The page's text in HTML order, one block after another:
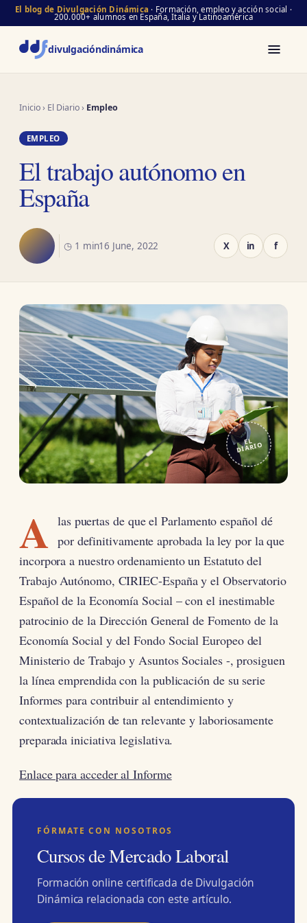
El blog de Divulgación Dinámica · Formación, empleo y acción social ·
200.000+ alumnos en España, Italia y Latinoamérica
divulgacióndinámica
Inicio› El Diario› Empleo
EMPLEO
El trabajo autónomo en
España
◷ 1 min16 June, 2022 X in f
EL
DIARIO
A las puertas de que el Parlamento español dé
por definitivamente aprobada la ley por la que
incorpora a nuestro ordenamiento un Estatuto del
Trabajo Autónomo, CIRIEC-España y el Observatorio
Español de la Economía Social – con el inestimable
patrocinio de la Dirección General de Fomento de la
Economía Social y del Fondo Social Europeo del
Ministerio de Trabajo y Asuntos Sociales -, prosiguen
la línea emprendida con la publicación de su serie
Informes para contribuir al entendimiento y
contextualización de tan relevante y laboriosamente
preparada iniciativa legislativa.
Enlace para acceder al Informe
FÓRMATE CON NOSOTROS
Cursos de Mercado Laboral
Formación online certificada de Divulgación
Dinámica relacionada con este artículo.